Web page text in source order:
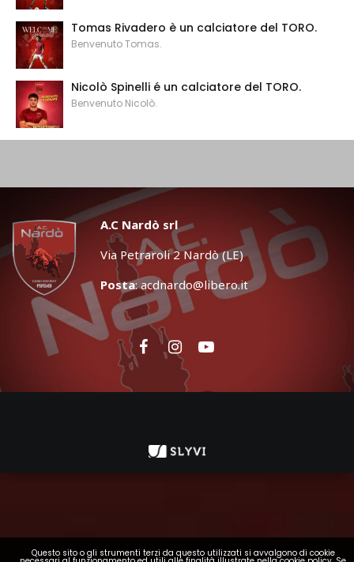
Tomas Rivadero è un calciatore del TORO.
Benvenuto Tomas.
Nicolò Spinelli é un calciatore del TORO.
Benvenuto Nicolò.
A.C Nardò srl
Via Petraroli 2 Nardò (LE)
Posta:acdnardo@libero.it
Questo sito o gli strumenti terzi da questo utilizzati si avvalgono di cookie